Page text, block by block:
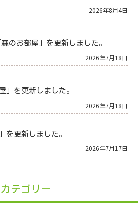
2026年8月4日
のお部屋」を更新しました。
2026年7月18日
」を更新しました。
2026年7月18日
を更新しました。
2026年7月17日
カテゴリー